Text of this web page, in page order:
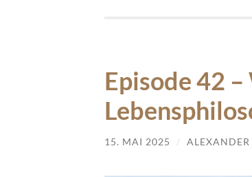
Episode 42
15. MAI 2025 /